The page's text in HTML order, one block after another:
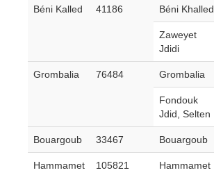
Béni Kalled 41186 Béni Khalled
Zaweyet
Jdidi
Grombalia 76484 Grombalia
Fondouk
Jdid, Selten
Bouargoub 33467 Bouargoub
Hammamet 105821 Hammamet